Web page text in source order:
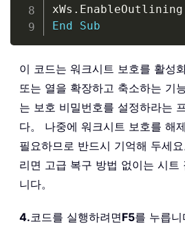
xWs . EnableOutlining
End
Sub
이 코드는 워크시트 보호를 활성
또는 열을 확장하고 축소하는 기
는 보호 비밀번호를 설정하라는
다。 나중에 워크시트 보호를 해
필요하므로 반드시 기억해 두세
리면 고급 복구 방법 없이는 시트
니다。
4.코드를 실행하려면F5를 누릅